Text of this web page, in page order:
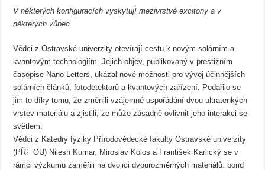
V některých konfiguracích vyskytují mezivrstvé excitony a v
některých vůbec.
Vědci z Ostravské univerzity otevírají cestu k novým solárním a
kvantovým technologiím. Jejich objev, publikovaný v prestižním
časopise Nano Letters, ukázal nové možnosti pro vývoj účinnějších
solárních článků, fotodetektorů a kvantových zařízení. Podařilo se
jim to díky tomu, že změnili vzájemné uspořádání dvou ultratenkých
vrstev materiálu a zjistili, že může zásadně ovlivnit jeho interakci se
světlem.
Vědci z Katedry fyziky Přírodovědecké fakulty Ostravské univerzity
(PŘF OU) Nilesh Kumar, Miroslav Kolos a František Karlický se v
rámci výzkumu zaměřili na dvojici dvourozměrných materiálů: borid